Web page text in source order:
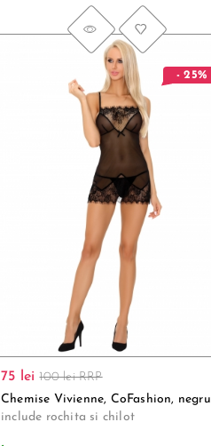
- 25%
75 lei 100 lei RRP
Chemise Vivienne, CoFashion, negru
include rochita si chilot